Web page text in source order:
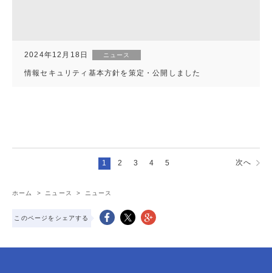
2024年12月18日 ニュース
情報セキュリティ基本方針を策定・公開しました
1 2 3 4 5 次へ
ホーム > ニュース > ニュース
このページをシェアする